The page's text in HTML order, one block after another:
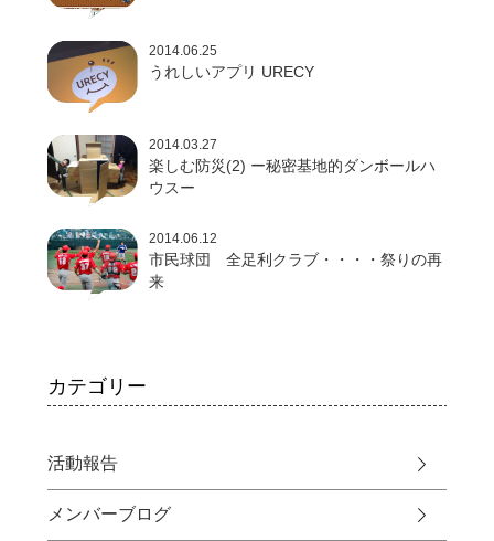
2014.06.25
うれしいアプリ URECY
2014.03.27
楽しむ防災(2) ー秘密基地的ダンボールハ
ウスー
2014.06.12
市民球団 全足利クラブ・・・・祭りの再
来
カテゴリー
活動報告
メンバーブログ